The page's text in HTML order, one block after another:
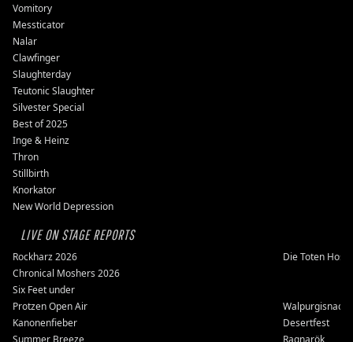
Vomitory
Messticator
Nalar
Clawfinger
Slaughterday
Teutonic Slaughter
Silvester Special
Best of 2025
Inge & Heinz
Thron
Stillbirth
Knorkator
New World Depression
LIVE ON STAGE REPORTS
Rockharz 2026
Die Toten
Chronical Moshers 2026
Six Feet under
Protzen Open Air
Walpurgisnacht
Kanonenfieber
Desertfest